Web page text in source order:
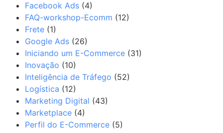
Facebook Ads (4)
FAQ-workshop-Ecomm (12)
Frete (1)
Google Ads (26)
Iniciando um E-Commerce (31)
Inovação (10)
Inteligência de Tráfego (52)
Logística (12)
Marketing Digital (43)
Marketplace (4)
Perfil do E-Commerce (5)